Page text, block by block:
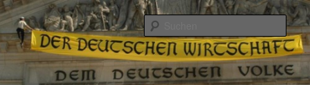
Reizzentrum
Politik, Wirtschaft, Soziales und Gesellschaft